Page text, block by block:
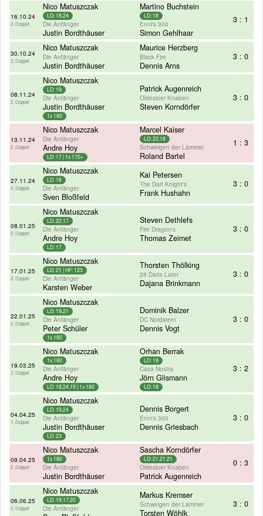
16.10.24
2. Doppel
Nico Matuszczak
LD: 18,24
Die Anfänger
Justin Bordthäuser
Martino Buchstein
LD: 18
Enni's 300
Simon Gehlhaar
3 : 1
30.10.24
2. Doppel
Nico Matuszczak
Die Anfänger
Justin Bordthäuser
Maurice Herzberg
Black Fire
Dennis Arns
3 : 0
08.11.24
2. Doppel
Nico Matuszczak
LD: 19
Die Anfänger
Justin Bordthäuser
1x 180
Patrick Augenreich
Oldesloer Knaben
Steven Korndörfer
3 : 0
13.11.24
2. Doppel
Nico Matuszczak
Die Anfänger
Andre Hoy
LD: 17 | 1x 170+
Marcel Kaiser
LD: 22,18
Schweigen der Lämmer
Roland Bartel
1 : 3
27.11.24
2. Doppel
Nico Matuszczak
LD: 18
Die Anfänger
Sven Bloßfeld
Kai Petersen
The Dart Knight's
Frank Hushahn
3 : 0
08.01.25
2. Doppel
Nico Matuszczak
LD: 22,17
Die Anfänger
Andre Hoy
LD: 17
Steven Dethlefs
Fire Dragon's
Thomas Zeimet
3 : 0
17.01.25
2. Doppel
Nico Matuszczak
LD: 21 | HF: 123
Die Anfänger
Karsten Weber
Thorsten Thölking
28 Darts Later
Dajana Brinkmann
3 : 0
22.01.25
2. Doppel
Nico Matuszczak
LD: 19,21
Die Anfänger
Peter Schüler
1x 180
Dominik Balzer
DC Nordstern
Dennis Vogt
3 : 0
19.03.25
2. Doppel
Nico Matuszczak
1x 180
Die Anfänger
Andre Hoy
LD: 18,24,19 | 1x 180
Orhan Berrak
LD: 19
Casa Nostra
Jörn Glismann
LD: 18
3 : 2
04.04.25
1. Doppel
Nico Matuszczak
LD: 19,24
Die Anfänger
Justin Bordthäuser
LD: 23
Dennis Borgert
Enni's 300
Dennis Griesbach
3 : 0
09.04.25
2. Doppel
Nico Matuszczak
1x 180
Die Anfänger
Justin Bordthäuser
Sascha Korndörfer
LD: 21,21,21
Oldesloer Knaben
Patrick Augenreich
0 : 3
06.06.25
2. Doppel
Nico Matuszczak
LD: 19,17,20
Die Anfänger
Markus Kremser
Schweigen der Lämmer
Torsten Wöhlk
3 : 0